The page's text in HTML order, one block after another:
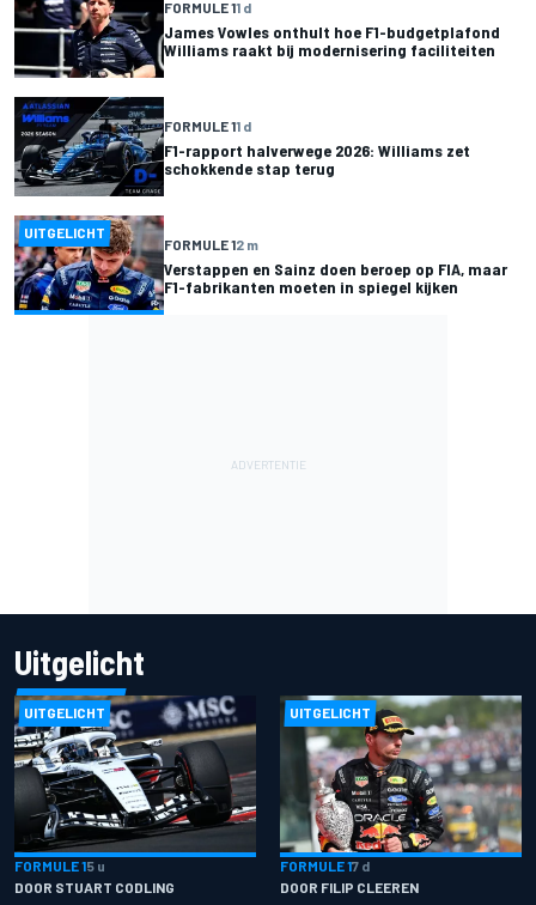
FORMULE 11 d
James Vowles onthult hoe F1-budgetplafond
Williams raakt bij modernisering faciliteiten
FORMULE 11 d
F1-rapport halverwege 2026: Williams zet
schokkende stap terug
UITGELICHT
FORMULE 12 m
Verstappen en Sainz doen beroep op FIA, maar
F1-fabrikanten moeten in spiegel kijken
Uitgelicht
UITGELICHT
FORMULE 15 u
DOOR STUART CODLING
UITGELICHT
FORMULE 17 d
DOOR FILIP CLEEREN